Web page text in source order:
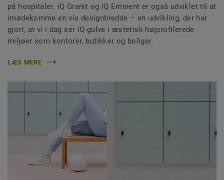
på hospitaler. iQ Granit og iQ Eminent er også udviklet til at
imødekomme en vis designbredde – en udvikling, der har
gjort, at vi i dag ser iQ-gulve i æstetisk højprofilerede
miljøer som kontorer, butikker og boliger.
LÆS MERE